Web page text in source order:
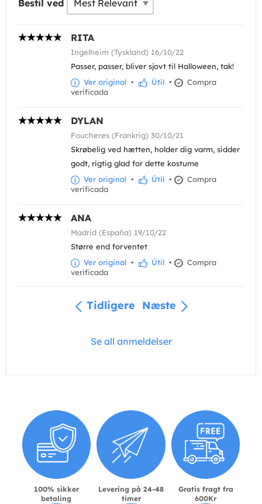
Bestil ved
RITA
Ingelheim (Tyskland) 16/10/22
Passer, passer, bliver sjovt til Halloween, tak!
Ver original • Útil •
Compra
verificada
DYLAN
Foucheres (Frankrig) 30/10/21
Skrøbelig ved hætten, holder dig varm, sidder
godt, rigtig glad for dette kostume
Ver original • Útil •
Compra
verificada
ANA
Madrid (España) 19/10/22
Større end forventet
Ver original • Útil •
Compra
verificada
Tidligere Næste
Se all anmeldelser
100% sikker
betaling
Levering på 24-48
timer
Gratis fragt fra
600Kr